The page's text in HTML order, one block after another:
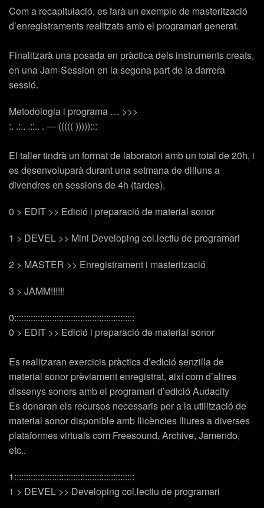
Com a recapitulació, es farà un exemple de masterització
d’enregistraments realitzats amb el programari generat.
Finalitzarà una posada en pràctica dels instruments creats,
en una Jam-Session en la segona part de la darrera
sessió.
Metodologia i programa … >>>
:. .:.. .::.. . — ((((( ))))):::
El taller tindrà un format de laboratori amb un total de 20h, i
es desenvoluparà durant una setmana de dilluns a
divendres en sessions de 4h (tardes).
0 > EDIT >> Edició i preparació de material sonor
1 > DEVEL >> Mini Developing col.lectiu de programari
2 > MASTER >> Enregistrament i masterització
3 > JAMM!!!!!!
0:::::::::::::::::::::::::::::::::::::::::::::::::::
0 > EDIT >> Edició i preparació de material sonor
Es realitzaran exercicis pràctics d’edició senzilla de
material sonor prèviament enregistrat, així com d’altres
dissenys sonors amb el programari d’edició Audacity
Es donaran els recursos necessaris per a la utilització de
material sonor disponible amb llicències lliures a diverses
plataformes virtuals com Freesound, Archive, Jamendo,
etc..
1:::::::::::::::::::::::::::::::::::::::::::::::::::
1 > DEVEL >> Developing col.lectiu de programari